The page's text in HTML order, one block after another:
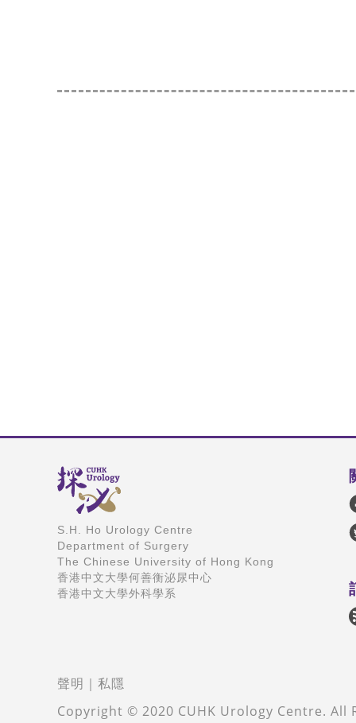
S.H. Ho Urology Centre
Department of Surgery
The Chinese University of Hong Kong
香港中文大學何善衡泌尿中心
香港中文大學外科學系
聲明 ｜ 私隱
Copyright © 2020 CUHK Urology Centre. All